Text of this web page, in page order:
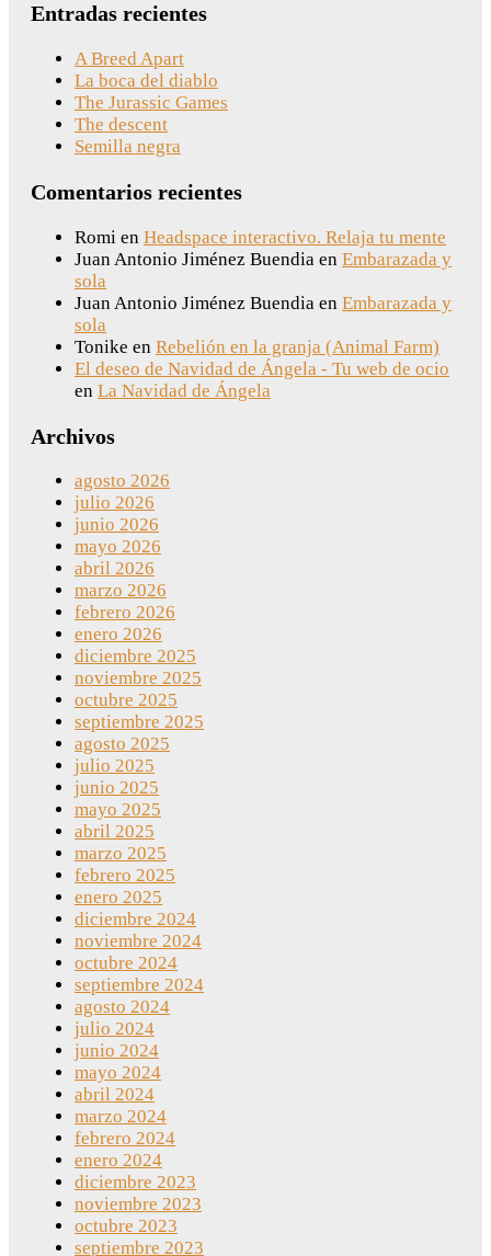
Entradas recientes
A Breed Apart
La boca del diablo
The Jurassic Games
The descent
Semilla negra
Comentarios recientes
Romi en Headspace interactivo. Relaja tu mente
Juan Antonio Jiménez Buendia en Embarazada y
sola
Juan Antonio Jiménez Buendia en Embarazada y
sola
Tonike en Rebelión en la granja (Animal Farm)
El deseo de Navidad de Ángela - Tu web de ocio
en La Navidad de Ángela
Archivos
agosto 2026
julio 2026
junio 2026
mayo 2026
abril 2026
marzo 2026
febrero 2026
enero 2026
diciembre 2025
noviembre 2025
octubre 2025
septiembre 2025
agosto 2025
julio 2025
junio 2025
mayo 2025
abril 2025
marzo 2025
febrero 2025
enero 2025
diciembre 2024
noviembre 2024
octubre 2024
septiembre 2024
agosto 2024
julio 2024
junio 2024
mayo 2024
abril 2024
marzo 2024
febrero 2024
enero 2024
diciembre 2023
noviembre 2023
octubre 2023
septiembre 2023